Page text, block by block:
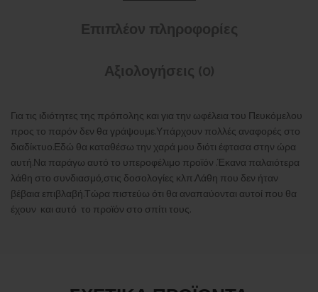
Επιπλέον πληροφορίες
Αξιολογήσεις (0)
Για τις ιδιότητες της πρόπολης και για την ωφέλεια του Πευκόμελου
προς το παρόν δεν θα γράψουμε.Υπάρχουν πολλές αναφορές στο
διαδίκτυο.Εδώ θα καταθέσω την χαρά μου διότι έφτασα στην ώρα
αυτή.Να παράγω αυτό το υπεροφέλιμο προϊόν .Έκανα παλαιότερα
λάθη στο συνδιασμό,στις δοσολογίες κλπ.Λάθη που δεν ήταν
βέβαια επιβλαβή.Τώρα πιστεύω ότι θα αναπαύονται αυτοί που θα
έχουν και αυτό το προϊόν στο σπίτι τους.